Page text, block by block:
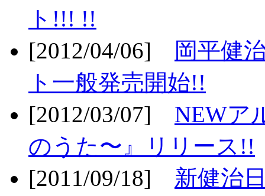
ト!!! !!
[2012/04/06]
岡平健
ト一般発売開始!!
[2012/03/07] NEWア
のうた〜』リリース!!
[2011/09/18] 新健治